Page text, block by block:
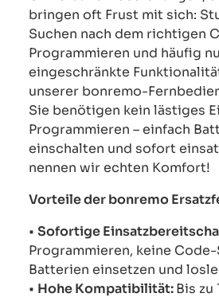
bringen oft Frust mit sich:
Suchen nach dem richtigen
Programmieren und häufig
eingeschränkte
unserer bonremo-
Sie benötigen kein lästiges
Programmieren – einfach
einschalten und sofort
nennen wir echten Komfort!
Vorteile der bonremo
• Sofortige
Programmieren, keine
Batterien einsetzen und
• Hohe Kompatibilität:Bis zu